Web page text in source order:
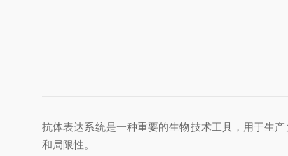
抗体表达系统是一种重要的生物技术工具，用于生
和局限性。